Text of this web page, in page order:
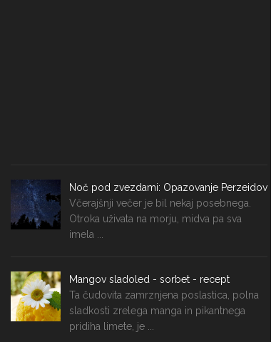
Noč pod zvezdami: Opazovanje Perzeidov
Včerajšnji večer je bil nekaj posebnega.
Otroka uživata na morju, midva pa sva
imela ...
Mangov sladoled - sorbet - recept
Ta čudovita zamrznjena poslastica, polna
sladkosti zrelega manga in pikantnega
pridiha limete, je ...